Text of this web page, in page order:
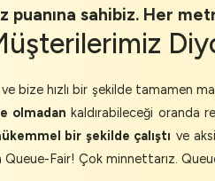
puanına sahibiz. Her
bize hızlı bir şekilde
olmadan kaldırabileceği oranda
bir şekilde çalıştı ve
Queue-Fair! Çok minnettarız.